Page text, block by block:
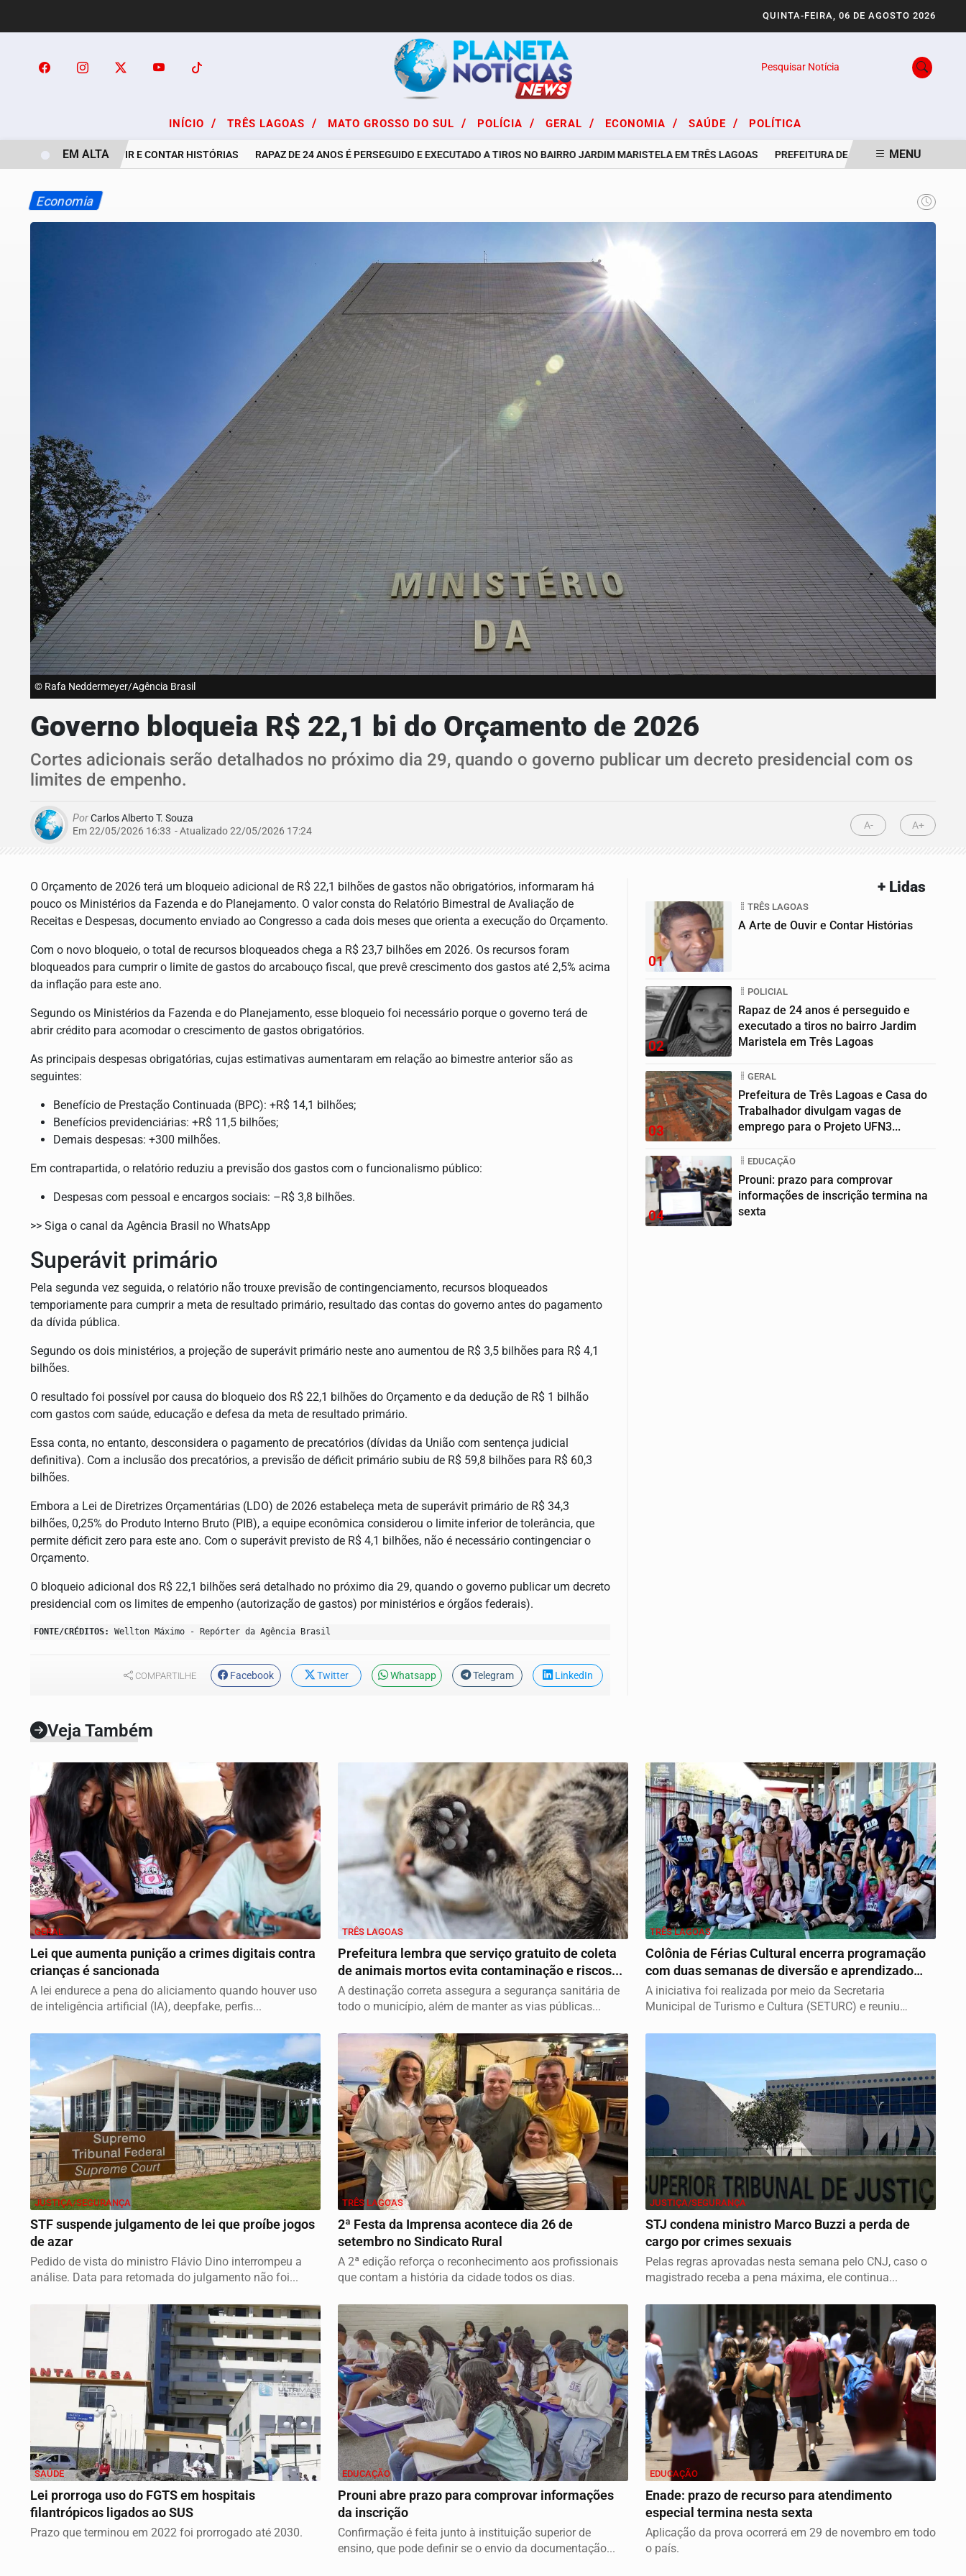
QUINTA-FEIRA, 06 DE AGOSTO 2026
Pesquisar Notícia
INÍCIO / TRÊS LAGOAS / MATO GROSSO DO SUL / POLÍCIA / GERAL / ECONOMIA / SAÚDE / POLÍTICA
A ARTE DE OUVIR E CONTAR HISTÓRIAS RAPAZ DE 24 ANOS É PERSEGUIDO E EXECUTADO A TIROS NO BAIRRO JARDIM MARISTELA EM TRÊS LAGOAS PREFEITURA DE TRÊS LAGOAS E CASA DO
EM ALTA MENU
Economia
© Rafa Neddermeyer/Agência Brasil
Governo bloqueia R$ 22,1 bi do Orçamento de 2026
Cortes adicionais serão detalhados no próximo dia 29, quando o governo publicar um decreto presidencial com os
limites de empenho.
PorCarlos Alberto T. Souza
Em 22/05/2026 16:33 - Atualizado22/05/2026 17:24 A- A+
O Orçamento de 2026 terá um bloqueio adicional de R$ 22,1 bilhões de gastos não obrigatórios, informaram há
pouco os Ministérios da Fazenda e do Planejamento. O valor consta do Relatório Bimestral de Avaliação de
Receitas e Despesas, documento enviado ao Congresso a cada dois meses que orienta a execução do Orçamento.
Com o novo bloqueio, o total de recursos bloqueados chega a R$ 23,7 bilhões em 2026. Os recursos foram
bloqueados para cumprir o limite de gastos do arcabouço fiscal, que prevê crescimento dos gastos até 2,5% acima
da inflação para este ano.
Segundo os Ministérios da Fazenda e do Planejamento, esse bloqueio foi necessário porque o governo terá de
abrir crédito para acomodar o crescimento de gastos obrigatórios.
As principais despesas obrigatórias, cujas estimativas aumentaram em relação ao bimestre anterior são as
seguintes:
Benefício de Prestação Continuada (BPC): +R$ 14,1 bilhões;
Benefícios previdenciárias: +R$ 11,5 bilhões;
Demais despesas: +300 milhões.
Em contrapartida, o relatório reduziu a previsão dos gastos com o funcionalismo público:
Despesas com pessoal e encargos sociais: –R$ 3,8 bilhões.
>> Siga o canal da Agência Brasil no WhatsApp
Superávit primário
Pela segunda vez seguida, o relatório não trouxe previsão de contingenciamento, recursos bloqueados
temporiamente para cumprir a meta de resultado primário, resultado das contas do governo antes do pagamento
da dívida pública.
Segundo os dois ministérios, a projeção de superávit primário neste ano aumentou de R$ 3,5 bilhões para R$ 4,1
bilhões.
O resultado foi possível por causa do bloqueio dos R$ 22,1 bilhões do Orçamento e da dedução de R$ 1 bilhão
com gastos com saúde, educação e defesa da meta de resultado primário.
Essa conta, no entanto, desconsidera o pagamento de precatórios (dívidas da União com sentença judicial
definitiva). Com a inclusão dos precatórios, a previsão de déficit primário subiu de R$ 59,8 bilhões para R$ 60,3
bilhões.
Embora a Lei de Diretrizes Orçamentárias (LDO) de 2026 estabeleça meta de superávit primário de R$ 34,3
bilhões, 0,25% do Produto Interno Bruto (PIB), a equipe econômica considerou o limite inferior de tolerância, que
permite déficit zero para este ano. Com o superávit previsto de R$ 4,1 bilhões, não é necessário contingenciar o
Orçamento.
O bloqueio adicional dos R$ 22,1 bilhões será detalhado no próximo dia 29, quando o governo publicar um decreto
presidencial com os limites de empenho (autorização de gastos) por ministérios e órgãos federais).
FONTE/CRÉDITOS: Wellton Máximo - Repórter da Agência Brasil
COMPARTILHE Facebook Twitter Whatsapp Telegram LinkedIn
+ Lidas
01
TRÊS LAGOAS
A Arte de Ouvir e Contar Histórias
02
POLICIAL
Rapaz de 24 anos é perseguido e
executado a tiros no bairro Jardim
Maristela em Três Lagoas
03
GERAL
Prefeitura de Três Lagoas e Casa do
Trabalhador divulgam vagas de
emprego para o Projeto UFN3...
04
EDUCAÇÃO
Prouni: prazo para comprovar
informações de inscrição termina na
sexta
Veja Também
GERAL
Lei que aumenta punição a crimes digitais contra
crianças é sancionada
A lei endurece a pena do aliciamento quando houver uso
de inteligência artificial (IA), deepfake, perfis...
TRÊS LAGOAS
Prefeitura lembra que serviço gratuito de coleta
de animais mortos evita contaminação e riscos...
A destinação correta assegura a segurança sanitária de
todo o município, além de manter as vias públicas...
TRÊS LAGOAS
Colônia de Férias Cultural encerra programação
com duas semanas de diversão e aprendizado
em...
A iniciativa foi realizada por meio da Secretaria
Municipal de Turismo e Cultura (SETURC) e reuniu
JUSTIÇA/SEGURANÇA
STF suspende julgamento de lei que proíbe jogos
de azar
Pedido de vista do ministro Flávio Dino interrompeu a
análise. Data para retomada do julgamento não foi...
TRÊS LAGOAS
2ª Festa da Imprensa acontece dia 26 de
setembro no Sindicato Rural
A 2ª edição reforça o reconhecimento aos profissionais
que contam a história da cidade todos os dias.
JUSTIÇA/SEGURANÇA
STJ condena ministro Marco Buzzi a perda de
cargo por crimes sexuais
Pelas regras aprovadas nesta semana pelo CNJ, caso o
magistrado receba a pena máxima, ele continua...
SAÚDE
Lei prorroga uso do FGTS em hospitais
filantrópicos ligados ao SUS
Prazo que terminou em 2022 foi prorrogado até 2030.
EDUCAÇÃO
Prouni abre prazo para comprovar informações
da inscrição
Confirmação é feita junto à instituição superior de
ensino, que pode definir se o envio da documentação...
EDUCAÇÃO
Enade: prazo de recurso para atendimento
especial termina nesta sexta
Aplicação da prova ocorrerá em 29 de novembro em todo
o país.